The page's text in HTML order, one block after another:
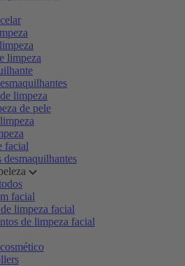
limpeza
limpeza
de pele
facial
desmaquilhantes
facial
limpeza facial
de limpeza facial